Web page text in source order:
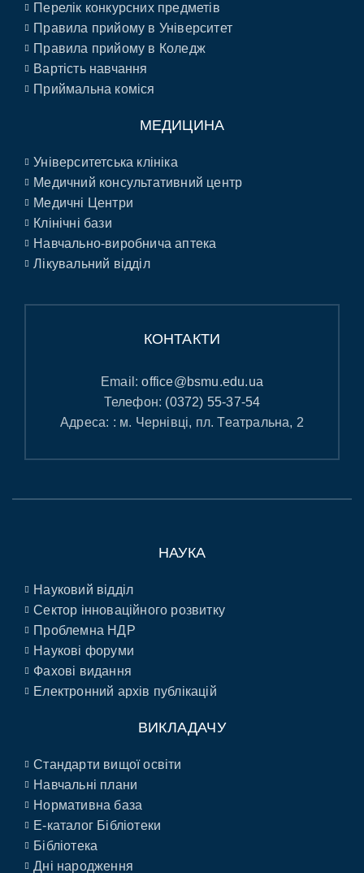
Перелік конкурсних предметів
Правила прийому в Університет
Правила прийому в Коледж
Вартість навчання
Приймальна коміся
МЕДИЦИНА
Університетська клініка
Медичний консультативний центр
Медичні Центри
Клінічні бази
Навчально-виробнича аптека
Лікувальний відділ
КОНТАКТИ
Email:office@bsmu.edu.ua
Телефон: (0372) 55-37-54
Адреса: : м. Чернівці, пл. Театральна, 2
НАУКА
Науковий відділ
Сектор інноваційного розвитку
Проблемна НДР
Наукові форуми
Фахові видання
Електронний архів публікацій
ВИКЛАДАЧУ
Стандарти вищої освіти
Навчальні плани
Нормативна база
E-каталог Бібліотеки
Бібліотека
Дні народження